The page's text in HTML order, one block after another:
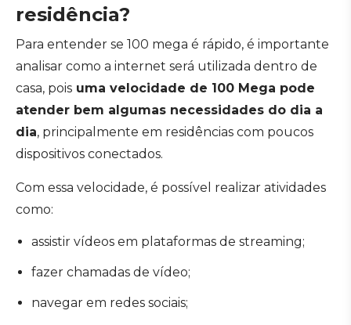
residência?
Para entender se 100 mega é rápido, é importante
analisar como a internet será utilizada dentro de
casa, pois uma velocidade de 100 Mega pode
atender bem algumas necessidades do dia a
dia, principalmente em residências com poucos
dispositivos conectados.
Com essa velocidade, é possível realizar atividades
como:
assistir vídeos em plataformas de streaming;
fazer chamadas de vídeo;
navegar em redes sociais;